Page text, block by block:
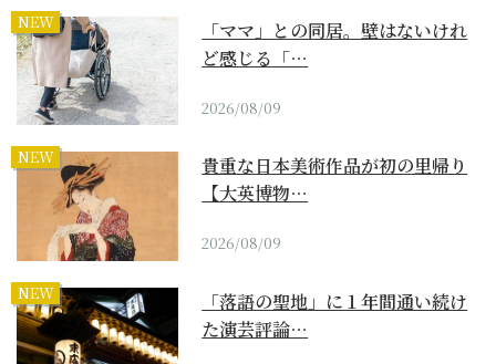
NEW
「ママ」との同居。壁はないけれ
ど感じる「…
2026/08/09
NEW
貴重な日本美術作品が初の里帰り
【大英博物…
2026/08/09
NEW
「落語の聖地」に１年間通い続け
た演芸評論…